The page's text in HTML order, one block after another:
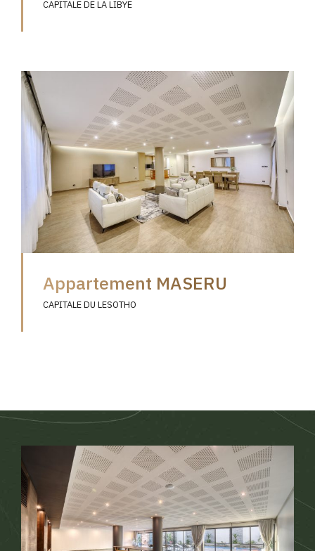
CAPITALE DE LA LIBYE
Appartement MASERU
CAPITALE DU LESOTHO